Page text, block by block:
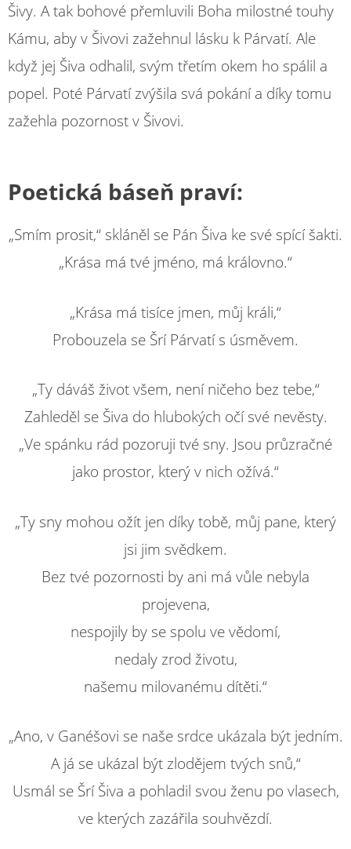
Šivy. A tak bohové přemluvili Boha milostné touhy
Kámu, aby v Šivovi zažehnul lásku k Párvatí. Ale
když jej Šiva odhalil, svým třetím okem ho spálil a
popel. Poté Párvatí zvýšila svá pokání a díky tomu
zažehla pozornost v Šivovi.
Poetická báseň praví:
„Smím prosit,“ skláněl se Pán Šiva ke své spící šakti.
„Krása má tvé jméno, má královno.“
„Krása má tisíce jmen, můj králi,“
Probouzela se Šrí Párvatí s úsměvem.
„Ty dáváš život všem, není ničeho bez tebe,“
Zahleděl se Šiva do hlubokých očí své nevěsty.
„Ve spánku rád pozoruji tvé sny. Jsou průzračné
jako prostor, který v nich ožívá.“
„Ty sny mohou ožít jen díky tobě, můj pane, který
jsi jim svědkem.
Bez tvé pozornosti by ani má vůle nebyla
projevena,
nespojily by se spolu ve vědomí,
nedaly zrod životu,
našemu milovanému dítěti.“
„Ano, v Ganéšovi se naše srdce ukázala být jedním.
A já se ukázal být zlodějem tvých snů,“
Usmál se Šrí Šiva a pohladil svou ženu po vlasech,
ve kterých zazářila souhvězdí.